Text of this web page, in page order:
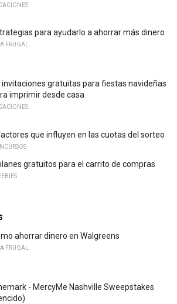
para ayudarlo a ahorrar más dinero
FRUGAL
invitaciones gratuitas para fiestas navideñas
imprimir desde casa
que influyen en las cuotas del sorteo
gratuitos para el carrito de compras
ahorrar dinero en Walgreens
FRUGAL
- MercyMe Nashville Sweepstakes